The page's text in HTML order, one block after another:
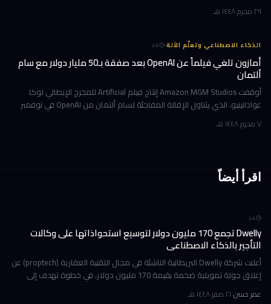
٢٩ محرم ١٤٤٨ هـ
الذكاء الاصطناعي وتعلّم الآلة·
4د
أمازون تلغي فيلماً عن OpenAI بعد صفقة بـ50 مليار دولار مع سام
ألتمان
أوقفت Amazon MGM Studios إنتاج فيلم Artificial للمخرج الإيطالي لوكا
غوادانينيو، الذي يتناول الإقالة المفاجئة لسام ألتمان من OpenAI في نوفمبر
٧ محرم ١٤٤٨ هـ
اقرأ أيضاً
4د
Dwelly تجمع 170 مليون دولار لتوسيع استحواذاتها على وكالات
التأجير بالذكاء الاصطناعي
أعلنت شركة Dwelly البريطانية الناشئة في مجال التقنية العقارية (proptech) عن
إغلاق جولة تمويلية ضخمة بقيمة 170 مليون دولار، في خطوة تهدف إلى
عمر حسن·٢١ صفر ١٤٤٨ هـ